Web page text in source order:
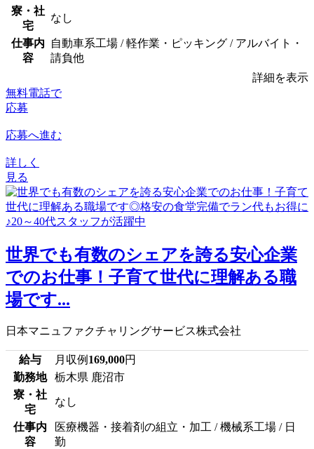
寮・社
宅
なし
仕事内
容
自動車系工場 / 軽作業・ピッキング / アルバイト・
請負他
詳細を表示
無料電話で
応募
応募へ進む
詳しく
見る
世界でも有数のシェアを誇る安心企業
でのお仕事！子育て世代に理解ある職
場です...
日本マニュファクチャリングサービス株式会社
給与 月収例 169,000円
勤務地
栃木県 鹿沼市
寮・社
宅
なし
仕事内
容
医療機器・接着剤の組立・加工 / 機械系工場 / 日
勤